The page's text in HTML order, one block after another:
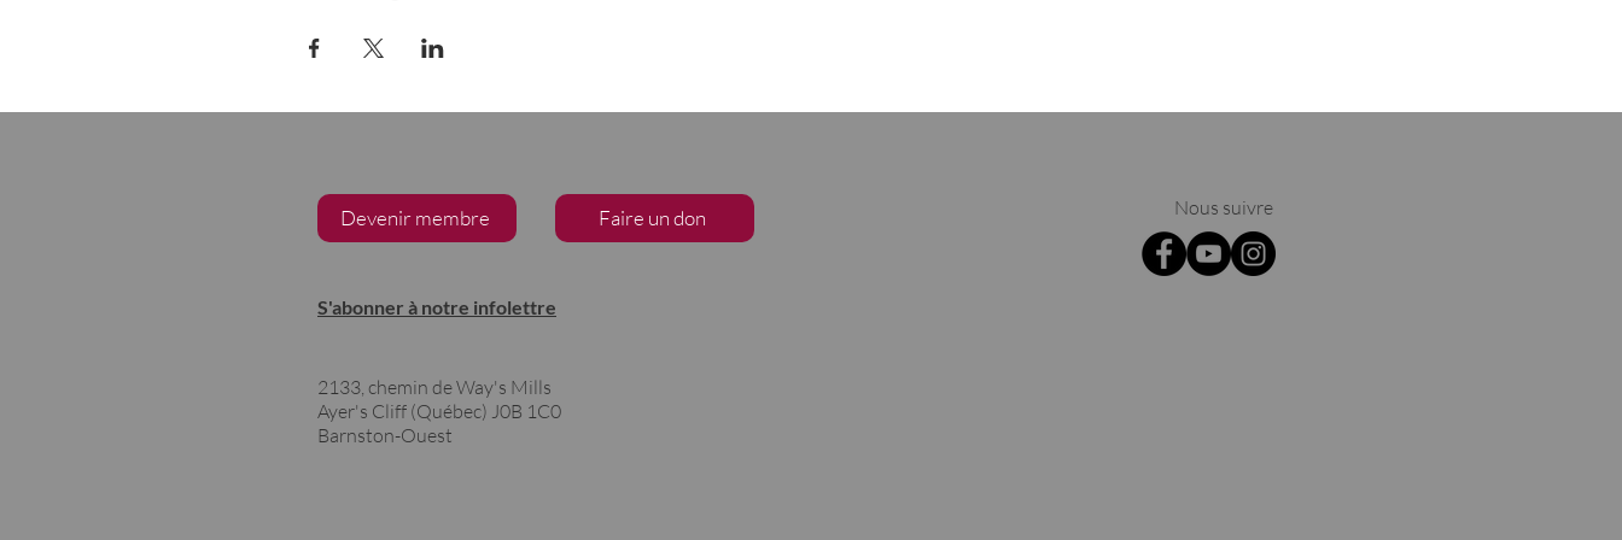
Devenir membre Faire un don Nous suivre
S'abonner à notre infolettre
2133, chemin de Way's Mills
Ayer's Cliff (Québec) J0B 1C0
Barnston-Ouest